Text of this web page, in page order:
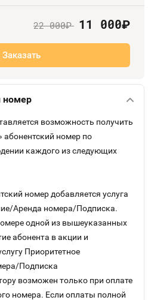
22 000руб. 11 000руб.
Заказать
номер
возможность получить
абонентский номер по
каждого из следующих
номер добавляется услуга
Аренда номера/Подписка.
одной из вышеуказанных
абонента в акции и
Приоритетное
Подписка
возможен только при оплате
номера. Если оплаты полной